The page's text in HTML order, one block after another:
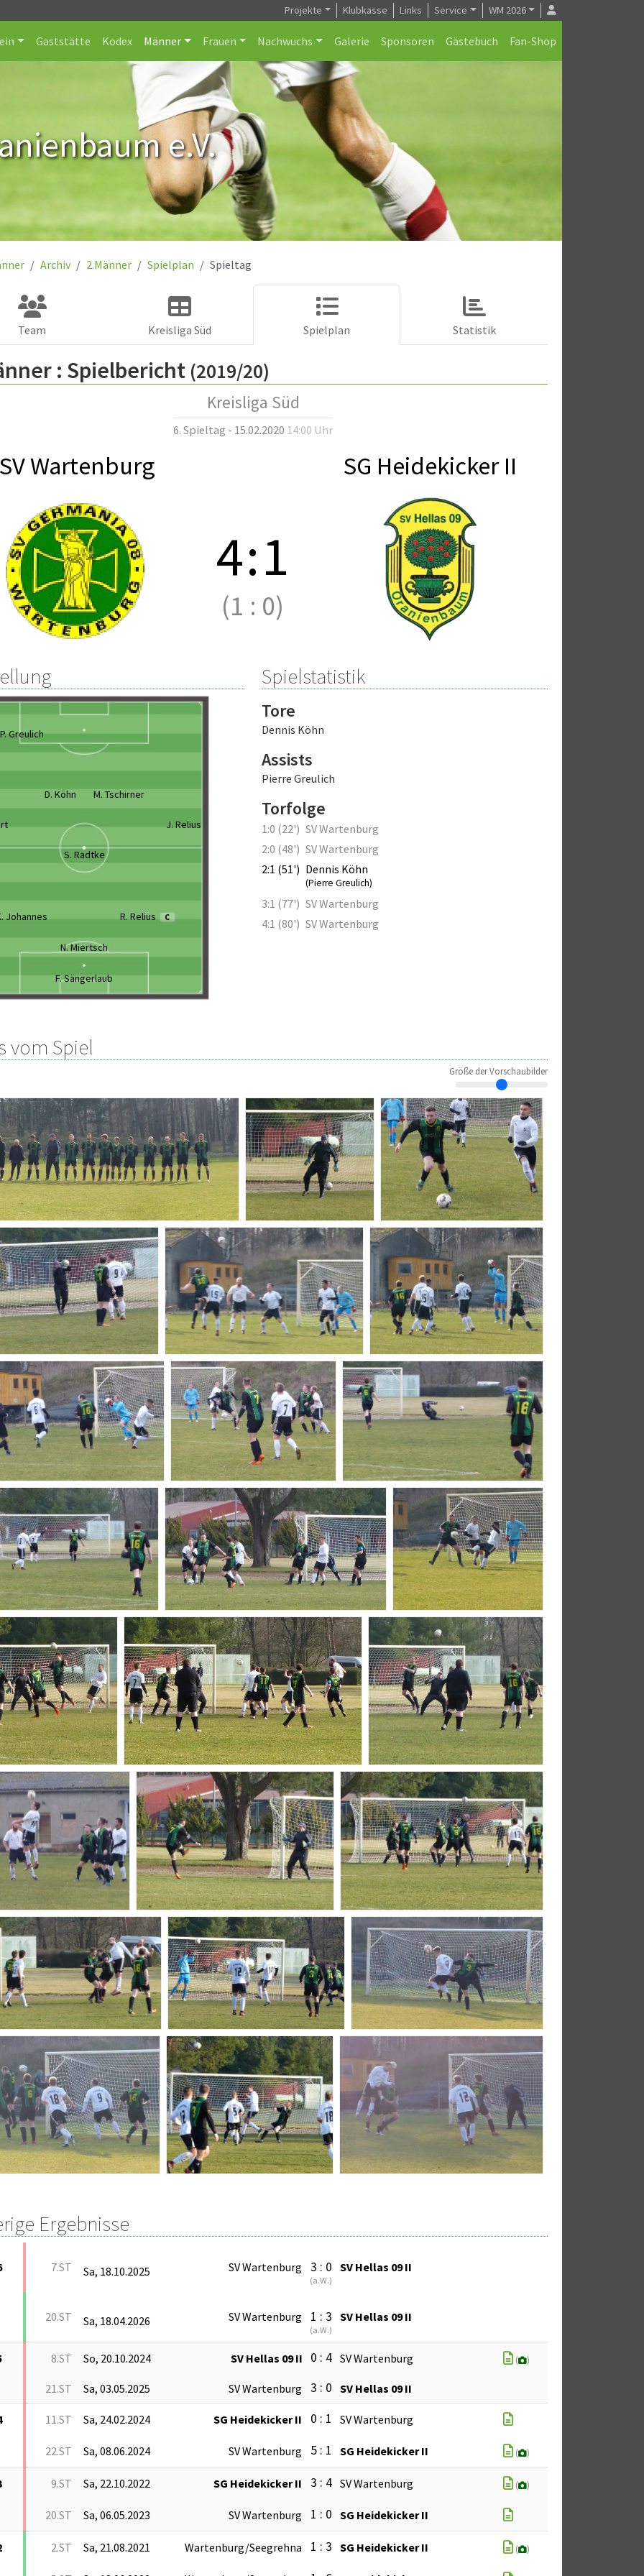
Projekte Klubkasse Links Service WM 2026
Gaststätte Kodex Männer Frauen Nachwuchs Galerie Sponsoren Gästebuch Fan-Shop
e.V.
Archiv 2.Männer Spielplan Spieltag
Team Kreisliga Süd Spielplan Statistik
: Spielbericht (2019/20)
Kreisliga Süd
6. Spieltag - 15.02.2020 14:00 Uhr
Wartenburg SG Heidekicker II
4:1
(1 : 0)
P. Greulich
D. Köhn M. Tschirner
J. Relius
S. Radtke
Johannes R. Relius C
N. Miertsch
F. Sängerlaub
Spielstatistik
Tore
Dennis Köhn
Assists
Pierre Greulich
Torfolge
1:0 (22') SV Wartenburg
2:0 (48') SV Wartenburg
2:1 (51') Dennis Köhn
(Pierre Greulich)
3:1 (77') SV Wartenburg
4:1 (80') SV Wartenburg
vom Spiel
Größe der Vorschaubilder
Ergebnisse
7.ST Sa, 18.10.2025 SV Wartenburg 3 : 0
(a.W.)
SV Hellas 09 II
20.ST Sa, 18.04.2026 SV Wartenburg 1 : 3
(a.W.)
SV Hellas 09 II
8.ST So, 20.10.2024 SV Hellas 09 II 0 : 4 SV Wartenburg ( )
21.ST Sa, 03.05.2025 SV Wartenburg 3 : 0 SV Hellas 09 II
11.ST Sa, 24.02.2024 SG Heidekicker II 0 : 1 SV Wartenburg
22.ST Sa, 08.06.2024 SV Wartenburg 5 : 1 SG Heidekicker II ( )
9.ST Sa, 22.10.2022 SG Heidekicker II 3 : 4 SV Wartenburg ( )
20.ST Sa, 06.05.2023 SV Wartenburg 1 : 0 SG Heidekicker II
2.ST Sa, 21.08.2021 Wartenburg/Seegrehna 1 : 3 SG Heidekicker II ( )